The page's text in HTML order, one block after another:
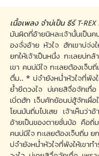
เนื้อเพลง จำบ่เป็น ธีร์ T-REX
มันผิดที่อ้ายนิหละเจ้านั้นเป็
องจั่งอ้าย หัวใจ ฮักเขาบ่จ่ง
ยกให้เจ้าเป็นหนึ่ง กะเลยบ่ก
เขา คนบ่มีใจ กะเลยต้องเจ็บ
ตื่ม.. * บ่จำยังหน่ำหัวใจที่พังใ
ย้ำยีดวงใจ บ่เคยสิจื่อจักเทื่อ
เบิ่ดฮัก เจ็บคักย้อนบ่ฮู้จักเผื่อ
โยนมันถิ่มไปเสย เจ้าเห็นว่
อ้ายเป็นของตายซั่นบ้อ คือถิ่
คนบ่มีใจ กะเลยต้องเจ็บถิ่ม ย
บ่จำยังหน่ำหัวใจที่พังให้เขา